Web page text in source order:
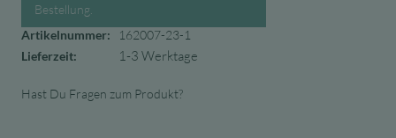
Bestellung.
Artikelnummer:
162007-23-1
Lieferzeit:
1-3 Werktage
Hast Du Fragen zum Produkt?